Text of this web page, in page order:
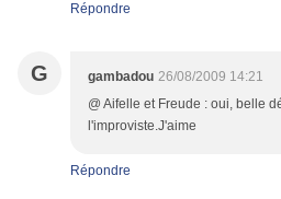
Répondre
G gambadou 26/08/2009 14:21
@ Aifelle et Freude : oui, belle
l'improviste.J'aime
Répondre